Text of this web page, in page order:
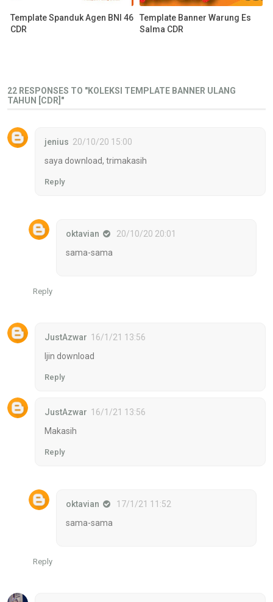
Template Spanduk Agen BNI 46
CDR
Template Banner Warung Es
Salma CDR
22 RESPONSES TO "KOLEKSI TEMPLATE BANNER ULANG
TAHUN [CDR]"
jenius 20/10/20 15:00
saya download, trimakasih
Reply
oktavian
20/10/20 20:01
sama-sama
Reply
JustAzwar 16/1/21 13:56
Ijin download
Reply
JustAzwar 16/1/21 13:56
Makasih
Reply
oktavian
17/1/21 11:52
sama-sama
Reply